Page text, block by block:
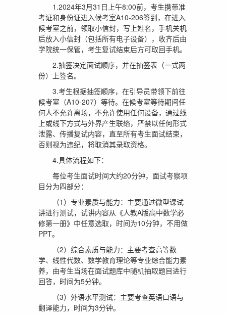
1.2024年3月31日上午8:00前，考生携带准
考证和身份证进入候考室A10-206签到，在进入
候考室之前，领取小信封，写上姓名，手机关机
后放入小信封（包括所有电子设备），收齐后由
学院统一保管，考生复试结束后方可取回手机。
2.抽签决定面试顺序，并在抽签表（一式两
份）上签名。
3.考生根据抽签顺序，在引导员带领下前往
候考室（A10-207）等待。在候考室等待期间任
何人不允许离场，不允许使用任何设备，通过线
上或线下方式与外界产生联络，严禁以任何形式
泄露、传播复试内容，直至所有考生面试结束，
否则视为违纪，将取消其录取资格。
4.具体流程如下：
每位考生面试时间大约20分钟，面试考察项
目分为四部分：
（1）专业素质与能力：主要通过微型课试
讲进行测试，试讲内容从《人教A版高中数学必
修第一册》中任意选取，时间为10分钟，不用做
PPT。
（2）综合素质与能力：主要考查高等数
学、线性代数、数学教育理论等专业综合能力素
养，由考生当场在面试题库中随机抽取题目进行
回答，时间为5分钟。
（3）外语水平测试：主要考查英语口语与
翻译能力，时间为3分钟。